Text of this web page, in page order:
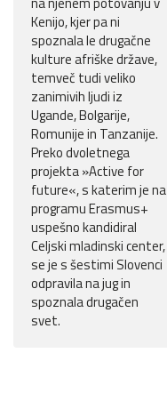
Kenijo, kjer pa ni
spoznala le drugačne
kulture afriške države,
temveč tudi veliko
zanimivih ljudi iz
Ugande, Bolgarije,
Romunije in Tanzanije.
Preko dvoletnega
projekta »Active for
future«, s katerim je na
programu Erasmus+
uspešno kandidiral
Celjski mladinski center,
se je s šestimi Slovenci
odpravila na jug in
spoznala drugačen
svet.